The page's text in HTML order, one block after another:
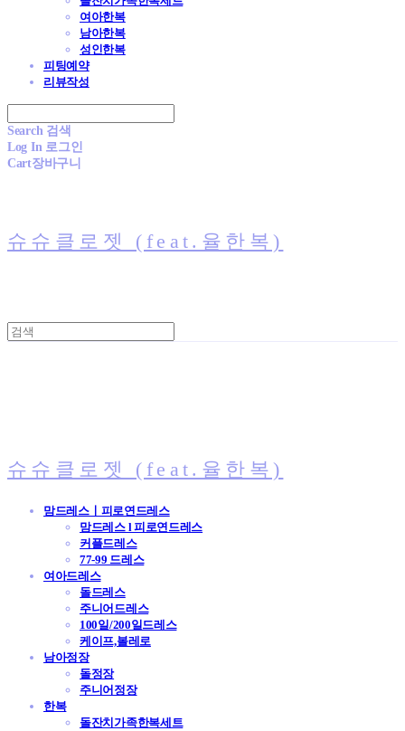
여아한복
남아한복
성인한복
피팅예약
리뷰작성
Search 검색
Log In 로그인
Cart장바구니
슈슈클로젯 (feat.율한복)
슈슈클로젯 (feat.율한복)
맘드레스ㅣ피로연드레스
맘드레스 l 피로연드레스
커플드레스
77-99 드레스
여아드레스
돌드레스
주니어드레스
100일/200일드레스
케이프,볼레로
남아정장
돌정장
주니어정장
한복
돌잔치가족한복세트